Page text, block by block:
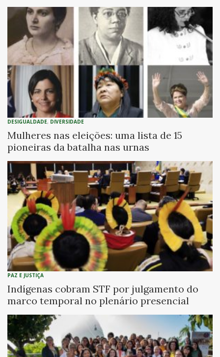
DESIGUALDADE, DIVERSIDADE
Mulheres nas eleições: uma lista de 15
pioneiras da batalha nas urnas
PAZ E JUSTIÇA
Indígenas cobram STF por julgamento do
marco temporal no plenário presencial